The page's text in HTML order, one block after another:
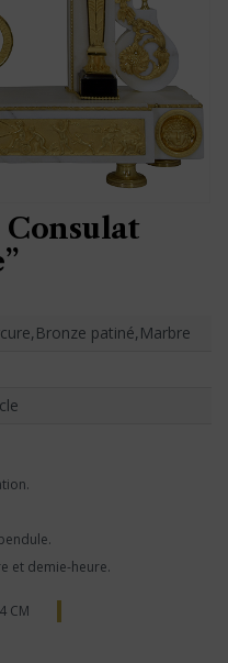
patiné,Marbre
et demie-heure.
CM